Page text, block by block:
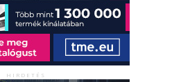
HIRDETÉS